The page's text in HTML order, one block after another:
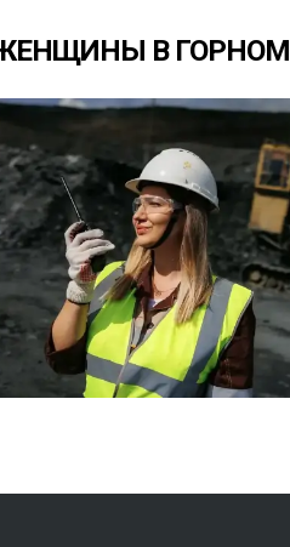
В ГОРНОМ